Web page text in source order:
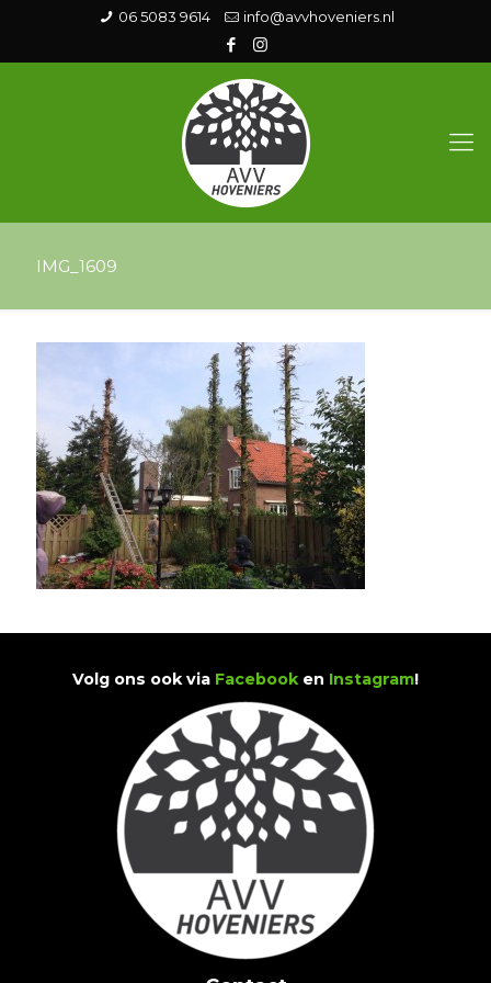
06 5083 9614 info@avvhoveniers.nl
IMG_1609
Volg ons ook via Facebooken Instagram!